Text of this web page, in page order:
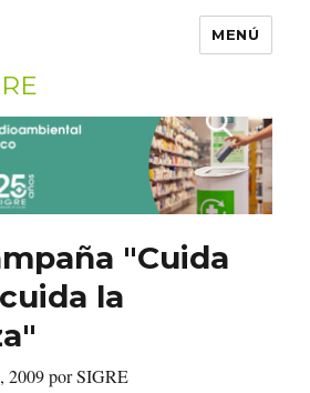
MENÚ
Buscar
por:
"Cuida
la
2009 por SIGRE